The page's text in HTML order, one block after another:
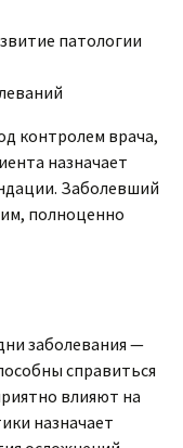
патологии
контролем врача,
назначает
Заболевший
полноценно
заболевания —
справиться
влияют на
назначает